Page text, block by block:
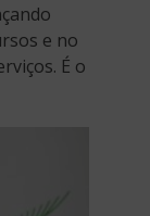
e no
É o